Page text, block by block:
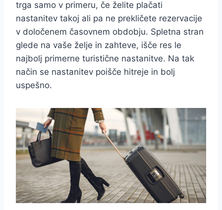
trga samo v primeru, če želite plačati
nastanitev takoj ali pa ne prekličete rezervacije
v določenem časovnem obdobju. Spletna stran
glede na vaše želje in zahteve, išče res le
najbolj primerne turistične nastanitve. Na tak
način se nastanitev poišče hitreje in bolj
uspešno.